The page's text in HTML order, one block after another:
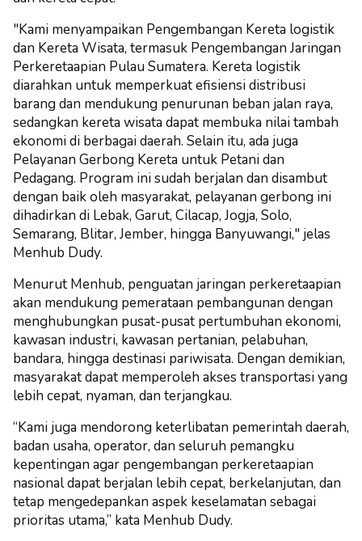
"Kami menyampaikan Pengembangan Kereta logistik
dan Kereta Wisata, termasuk Pengembangan Jaringan
Perkeretaapian Pulau Sumatera. Kereta logistik
diarahkan untuk memperkuat efisiensi distribusi
barang dan mendukung penurunan beban jalan raya,
sedangkan kereta wisata dapat membuka nilai tambah
ekonomi di berbagai daerah. Selain itu, ada juga
Pelayanan Gerbong Kereta untuk Petani dan
Pedagang. Program ini sudah berjalan dan disambut
dengan baik oleh masyarakat, pelayanan gerbong ini
dihadirkan di Lebak, Garut, Cilacap, Jogja, Solo,
Semarang, Blitar, Jember, hingga Banyuwangi," jelas
Menhub Dudy.
Menurut Menhub, penguatan jaringan perkeretaapian
akan mendukung pemerataan pembangunan dengan
menghubungkan pusat-pusat pertumbuhan ekonomi,
kawasan industri, kawasan pertanian, pelabuhan,
bandara, hingga destinasi pariwisata. Dengan demikian,
masyarakat dapat memperoleh akses transportasi yang
lebih cepat, nyaman, dan terjangkau.
“Kami juga mendorong keterlibatan pemerintah daerah,
badan usaha, operator, dan seluruh pemangku
kepentingan agar pengembangan perkeretaapian
nasional dapat berjalan lebih cepat, berkelanjutan, dan
tetap mengedepankan aspek keselamatan sebagai
prioritas utama,” kata Menhub Dudy.